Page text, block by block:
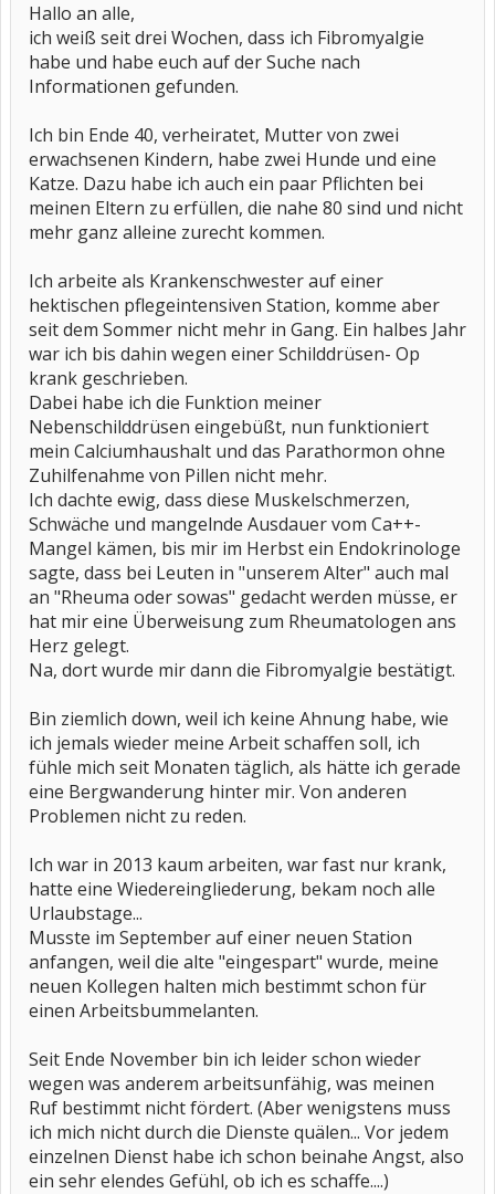
Hallo an alle,
ich weiß seit drei Wochen, dass ich Fibromyalgie
habe und habe euch auf der Suche nach
Informationen gefunden.
Ich bin Ende 40, verheiratet, Mutter von zwei
erwachsenen Kindern, habe zwei Hunde und eine
Katze. Dazu habe ich auch ein paar Pflichten bei
meinen Eltern zu erfüllen, die nahe 80 sind und nicht
mehr ganz alleine zurecht kommen.
Ich arbeite als Krankenschwester auf einer
hektischen pflegeintensiven Station, komme aber
seit dem Sommer nicht mehr in Gang. Ein halbes Jahr
war ich bis dahin wegen einer Schilddrüsen- Op
krank geschrieben.
Dabei habe ich die Funktion meiner
Nebenschilddrüsen eingebüßt, nun funktioniert
mein Calciumhaushalt und das Parathormon ohne
Zuhilfenahme von Pillen nicht mehr.
Ich dachte ewig, dass diese Muskelschmerzen,
Schwäche und mangelnde Ausdauer vom Ca++-
Mangel kämen, bis mir im Herbst ein Endokrinologe
sagte, dass bei Leuten in "unserem Alter" auch mal
an "Rheuma oder sowas" gedacht werden müsse, er
hat mir eine Überweisung zum Rheumatologen ans
Herz gelegt.
Na, dort wurde mir dann die Fibromyalgie bestätigt.
Bin ziemlich down, weil ich keine Ahnung habe, wie
ich jemals wieder meine Arbeit schaffen soll, ich
fühle mich seit Monaten täglich, als hätte ich gerade
eine Bergwanderung hinter mir. Von anderen
Problemen nicht zu reden.
Ich war in 2013 kaum arbeiten, war fast nur krank,
hatte eine Wiedereingliederung, bekam noch alle
Urlaubstage...
Musste im September auf einer neuen Station
anfangen, weil die alte "eingespart" wurde, meine
neuen Kollegen halten mich bestimmt schon für
einen Arbeitsbummelanten.
Seit Ende November bin ich leider schon wieder
wegen was anderem arbeitsunfähig, was meinen
Ruf bestimmt nicht fördert. (Aber wenigstens muss
ich mich nicht durch die Dienste quälen... Vor jedem
einzelnen Dienst habe ich schon beinahe Angst, also
ein sehr elendes Gefühl, ob ich es schaffe....)